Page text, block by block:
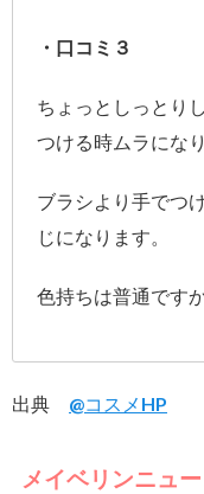
・口コミ３
ちょっとしっとり
つける時ムラにな
ブラシより手でつ
じになります。
色持ちは普通ですか
出典 @コスメHP
メイベリンニュ